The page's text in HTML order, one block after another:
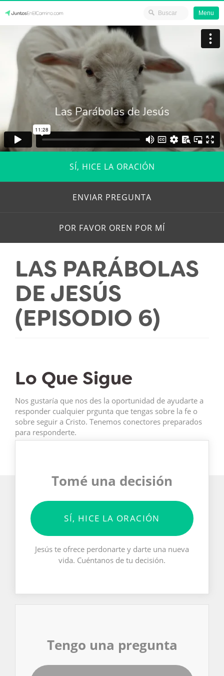
content
JuntosEnElCamino.com
Menu
SÍ, HICE LA ORACIÓN
ENVIAR PREGUNTA
POR FAVOR OREN POR MÍ
LAS PARÁBOLAS
DE JESÚS
(EPISODIO 6)
Lo Que Sigue
Nos gustaría que nos des la oportunidad de ayudarte a
responder cualquier prgunta que tengas sobre la fe o
sobre seguir a Cristo. Tenemos conectores preparados
para responderte.
Tomé una decisión
SÍ, HICE LA ORACIÓN
Jesús te ofrece perdonarte y darte una nueva
vida. Cuéntanos de tu decisión.
Tengo una pregunta